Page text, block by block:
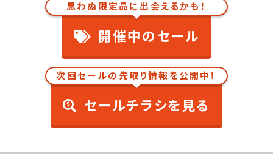
思わぬ限定品に出会えるかも！
開催中のセール
次回セールの先取り情報を公開中！
セールチラシを見る